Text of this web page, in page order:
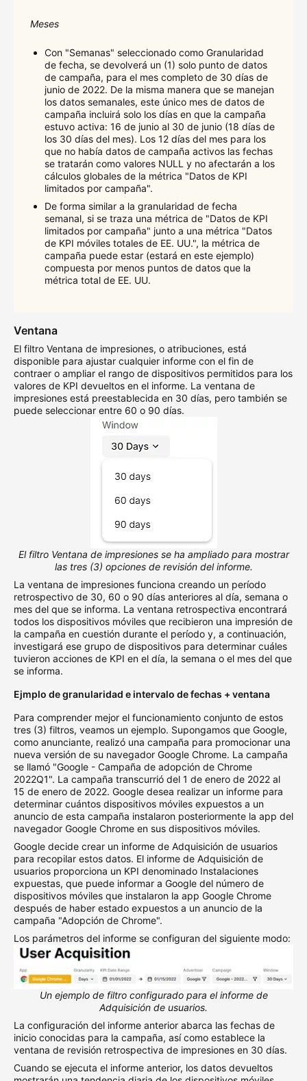
Meses
Con "Semanas" seleccionado como Granularidad
de fecha, se devolverá un (1) solo punto de datos
de campaña, para el mes completo de 30 días de
junio de 2022. De la misma manera que se manejan
los datos semanales, este único mes de datos de
campaña incluirá solo los días en que la campaña
estuvo activa: 16 de junio al 30 de junio (18 días de
los 30 días del mes). Los 12 días del mes para los
que no había datos de campaña activos las fechas
se tratarán como valores NULL y no afectarán a los
cálculos globales de la métrica "Datos de KPI
limitados por campaña".
De forma similar a la granularidad de fecha
semanal, si se traza una métrica de "Datos de KPI
limitados por campaña" junto a una métrica "Datos
de KPI móviles totales de EE. UU.", la métrica de
campaña puede estar (estará en este ejemplo)
compuesta por menos puntos de datos que la
métrica total de EE. UU.
Ventana
El filtro Ventana de impresiones, o atribuciones, está
disponible para ajustar cualquier informe con el fin de
contraer o ampliar el rango de dispositivos permitidos para los
valores de KPI devueltos en el informe. La ventana de
impresiones está preestablecida en 30 días, pero también se
puede seleccionar entre 60 o 90 días.
El filtro Ventana de impresiones se ha ampliado para mostrar
las tres (3) opciones de revisión del informe.
La ventana de impresiones funciona creando un período
retrospectivo de 30, 60 o 90 días anteriores al día, semana o
mes del que se informa. La ventana retrospectiva encontrará
todos los dispositivos móviles que recibieron una impresión de
la campaña en cuestión durante el período y, a continuación,
investigará ese grupo de dispositivos para determinar cuáles
tuvieron acciones de KPI en el día, la semana o el mes del que
se informa.
Ejmplo de granularidad e intervalo de fechas + ventana
Para comprender mejor el funcionamiento conjunto de estos
tres (3) filtros, veamos un ejemplo. Supongamos que Google,
como anunciante, realizó una campaña para promocionar una
nueva versión de su navegador Google Chrome. La campaña
se llamó "Google - Campaña de adopción de Chrome
2022Q1". La campaña transcurrió del 1 de enero de 2022 al
15 de enero de 2022. Google desea realizar un informe para
determinar cuántos dispositivos móviles expuestos a un
anuncio de esta campaña instalaron posteriormente la app del
navegador Google Chrome en sus dispositivos móviles.
Google decide crear un informe de Adquisición de usuarios
para recopilar estos datos. El informe de Adquisición de
usuarios proporciona un KPI denominado Instalaciones
expuestas, que puede informar a Google del número de
dispositivos móviles que instalaron la app Google Chrome
después de haber estado expuestos a un anuncio de la
campaña "Adopción de Chrome".
Los parámetros del informe se configuran del siguiente modo:
Un ejemplo de filtro configurado para el informe de
Adquisición de usuarios.
La configuración del informe anterior abarca las fechas de
inicio conocidas para la campaña, así como establece la
ventana de revisión retrospectiva de impresiones en 30 días.
Cuando se ejecuta el informe anterior, los datos devueltos